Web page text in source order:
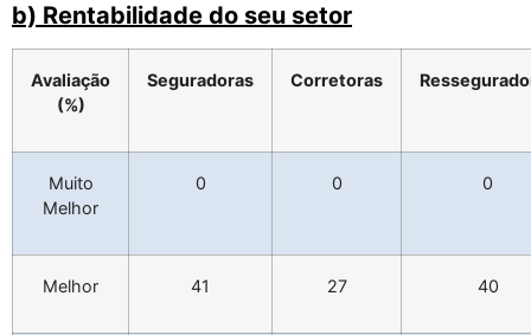
b) Rentabilidade do seu setor
Avaliação
(%)
Seguradoras Corretoras
Muito
Melhor
0 0 0
Melhor 41 27 40